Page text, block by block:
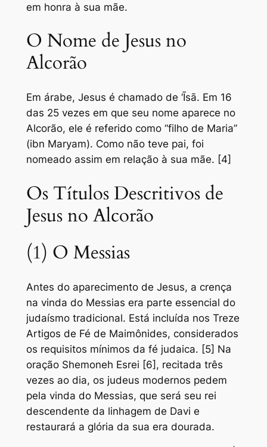
em honra à sua mãe.
O Nome de Jesus no
Alcorão
Em árabe, Jesus é chamado de ‘Īsā. Em 16
das 25 vezes em que seu nome aparece no
Alcorão, ele é referido como “filho de Maria”
(ibn Maryam). Como não teve pai, foi
nomeado assim em relação à sua mãe. [4]
Os Títulos Descritivos de
Jesus no Alcorão
(1) O Messias
Antes do aparecimento de Jesus, a crença
na vinda do Messias era parte essencial do
judaísmo tradicional. Está incluída nos Treze
Artigos de Fé de Maimônides, considerados
os requisitos mínimos da fé judaica. [5] Na
oração Shemoneh Esrei [6], recitada três
vezes ao dia, os judeus modernos pedem
pela vinda do Messias, que será seu rei
descendente da linhagem de Davi e
restaurará a glória da sua era dourada.